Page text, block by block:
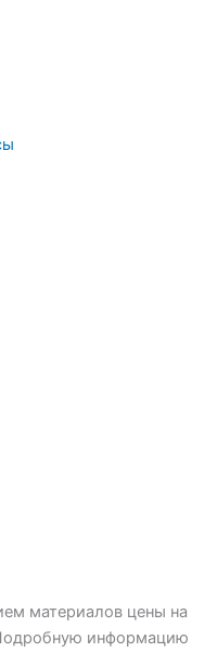
материалов цены на
информацию